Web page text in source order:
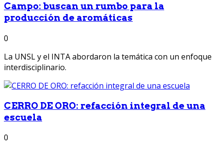
Campo: buscan un rumbo para la
producción de aromáticas
0
La UNSL y el INTA abordaron la temática con un enfoque
interdisciplinario.
CERRO DE ORO: refacción integral de una
escuela
0